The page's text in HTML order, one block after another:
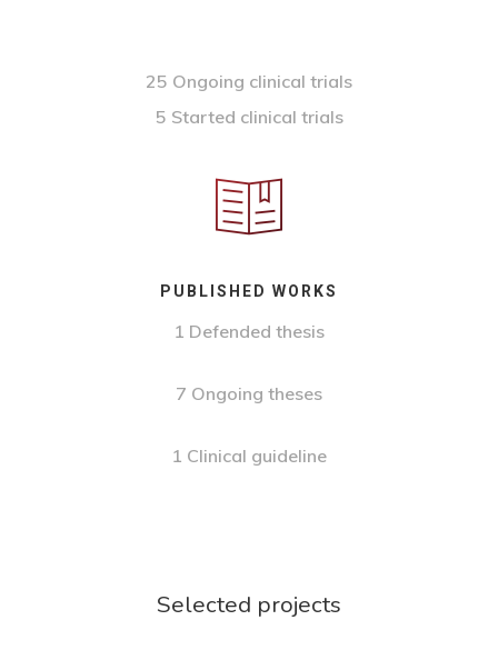
25 Ongoing clinical trials
5 Started clinical trials
PUBLISHED WORKS
1 Defended thesis
7 Ongoing theses
1 Clinical guideline
Selected projects